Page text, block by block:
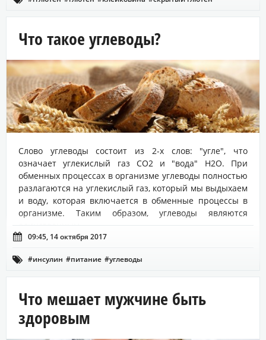
Что такое углеводы?
Слово углеводы состоит из 2-х слов: "угле", что
означает углекислый газ СО2 и "вода" Н2О. При
обменных процессах в организме углеводы полностью
разлагаются на углекислый газ, который мы выдыхаем
и воду, которая включается в обменные процессы в
организме. Таким образом, углеводы являются
единственным...
 09:45, 14 октября 2017
 #инсулин #питание #углеводы
Что мешает мужчине быть
здоровым